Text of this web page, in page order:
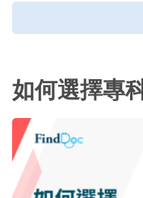
如何選擇專